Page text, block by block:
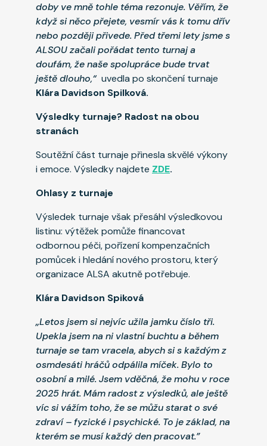
doby ve mně tohle téma rezonuje. Věřím, že
když si něco přejete, vesmír vás k tomu dřív
nebo později přivede. Před třemi lety jsme s
ALSOU začali pořádat tento turnaj a
doufám, že naše spolupráce bude trvat
ještě dlouho,“ uvedla po skončení turnaje
Klára Davidson Spilková.
Výsledky turnaje? Radost na obou
stranách
Soutěžní část turnaje přinesla skvělé výkony
i emoce. Výsledky najdete ZDE.
Ohlasy z turnaje
Výsledek turnaje však přesáhl výsledkovou
listinu: výtěžek pomůže financovat
odbornou péči, pořízení kompenzačních
pomůcek i hledání nového prostoru, který
organizace ALSA akutně potřebuje.
Klára Davidson Spiková
„Letos jsem si nejvíc užila jamku číslo tři.
Upekla jsem na ni vlastní buchtu a během
turnaje se tam vracela, abych si s každým z
osmdesáti hráčů odpálila míček. Bylo to
osobní a milé. Jsem vděčná, že mohu v roce
2025 hrát. Mám radost z výsledků, ale ještě
víc si vážím toho, že se můžu starat o své
zdraví – fyzické i psychické. To je základ, na
kterém se musí každý den pracovat.”